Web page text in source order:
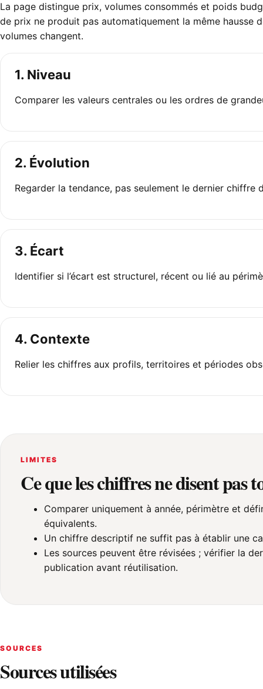
La page distingue prix, volumes consommés et poids
de prix ne produit pas automatiquement la même hausse
volumes changent.
1. Niveau
Comparer les valeurs centrales ou les ordres de
2. Évolution
Regarder la tendance, pas seulement le dernier chiffre
3. Écart
Identifier si l’écart est structurel, récent ou lié au
4. Contexte
Relier les chiffres aux profils, territoires et périodes
LIMITES
Ce que les chiffres ne disent pas
Comparer uniquement à année, périmètre et
équivalents.
Un chiffre descriptif ne suffit pas à établir une
Les sources peuvent être révisées ; vérifier la
publication avant réutilisation.
SOURCES
Sources utilisées